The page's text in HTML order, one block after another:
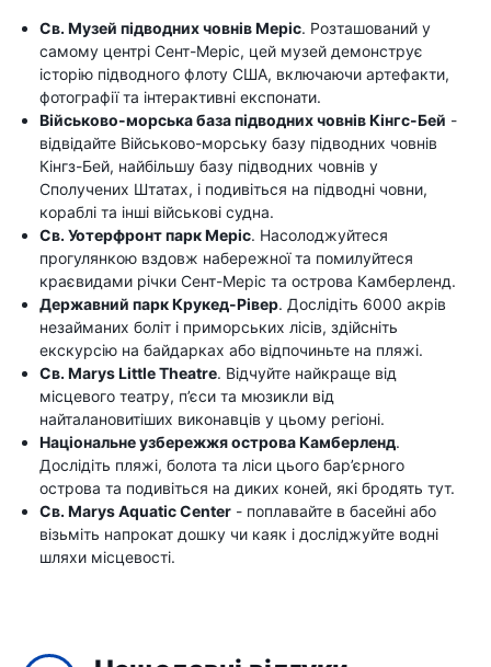
Св. Музей підводних човнів Меріс. Розташований у
самому центрі Сент-Меріс, цей музей демонструє
історію підводного флоту США, включаючи артефакти,
фотографії та інтерактивні експонати.
Військово-морська база підводних човнів Кінгс-Бей -
відвідайте Військово-морську базу підводних човнів
Кінгз-Бей, найбільшу базу підводних човнів у
Сполучених Штатах, і подивіться на підводні човни,
кораблі та інші військові судна.
Св. Уотерфронт парк Меріс. Насолоджуйтеся
прогулянкою вздовж набережної та помилуйтеся
краєвидами річки Сент-Меріс та острова Камберленд.
Державний парк Крукед-Рівер. Дослідіть 6000 акрів
незайманих боліт і приморських лісів, здійсніть
екскурсію на байдарках або відпочиньте на пляжі.
Св. Marys Little Theatre. Відчуйте найкраще від
місцевого театру, п’єси та мюзикли від
найталановитіших виконавців у цьому регіоні.
Національне узбережжя острова Камберленд.
Дослідіть пляжі, болота та ліси цього бар’єрного
острова та подивіться на диких коней, які бродять тут.
Св. Marys Aquatic Center - поплавайте в басейні або
візьміть напрокат дошку чи каяк і досліджуйте водні
шляхи місцевості.